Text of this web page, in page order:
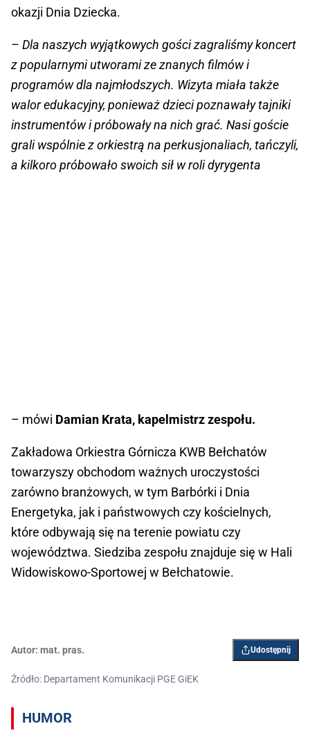
okazji Dnia Dziecka.
– Dla naszych wyjątkowych gości zagraliśmy koncert
z popularnymi utworami ze znanych filmów i
programów dla najmłodszych. Wizyta miała także
walor edukacyjny, ponieważ dzieci poznawały tajniki
instrumentów i próbowały na nich grać. Nasi goście
grali wspólnie z orkiestrą na perkusjonaliach, tańczyli,
a kilkoro próbowało swoich sił w roli dyrygenta
– mówi Damian Krata, kapelmistrz zespołu.
Zakładowa Orkiestra Górnicza KWB Bełchatów
towarzyszy obchodom ważnych uroczystości
zarówno branżowych, w tym Barbórki i Dnia
Energetyka, jak i państwowych czy kościelnych,
które odbywają się na terenie powiatu czy
województwa. Siedziba zespołu znajduje się w Hali
Widowiskowo-Sportowej w Bełchatowie.
Autor: mat. pras. Udostępnij
Źródło: Departament Komunikacji PGE GiEK
HUMOR